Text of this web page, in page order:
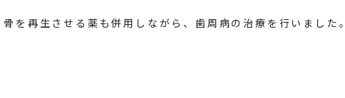
骨を再生させる薬も併用しながら、歯周病の治療を行いました。